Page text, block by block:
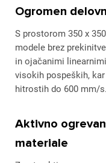
Ogromen
S prostorom 350 x
modele brez
in ojačanimi
visokih pospeških,
hitrostih do 600 mm/s.
Aktivno
materiale